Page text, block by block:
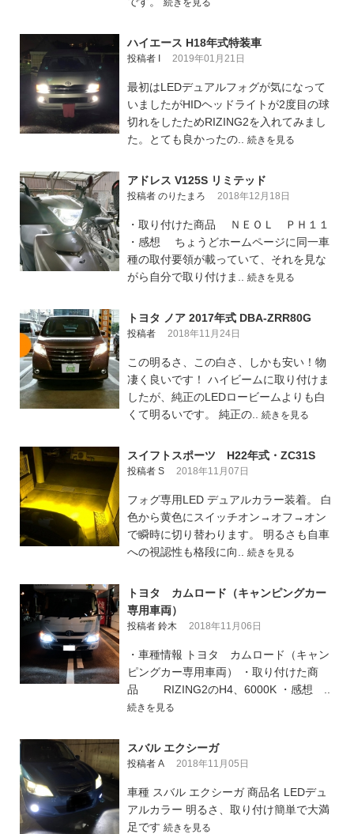
続きを見る
ハイエース H18年式特装車
投稿者 I 2019年01月21日
最初はLEDデュアルフォグが気になって
いましたがHIDヘッドライトが2度目の球
切れをしたためRIZING2を入れてみまし
た。とても良かったの.. 続きを見る
アドレス V125S リミテッド
投稿者 のりたまろ 2018年12月18日
・取り付けた商品 ＮＥＯＬ ＰＨ１１
・感想 ちょうどホームページに同一車
種の取付要領が載っていて、それを見な
がら自分で取り付けま.. 続きを見る
トヨタ ノア 2017年式 DBA-ZRR80G
投稿者 2018年11月24日
この明るさ、この白さ、しかも安い！物
凄く良いです！ ハイビームに取り付けま
したが、純正のLEDロービームよりも白
くて明るいです。 純正の.. 続きを見る
スイフトスポーツ H22年式・ZC31S
投稿者 S 2018年11月07日
フォグ専用LED デュアルカラー装着。 白
色から黄色にスイッチオン→オフ→オン
で瞬時に切り替わります。 明るさも自車
への視認性も格段に向.. 続きを見る
トヨタ カムロード（キャンピングカー
専用車両）
投稿者 鈴木 2018年11月06日
・車種情報 トヨタ カムロード（キャン
ピングカー専用車両） ・取り付けた商
品 RIZING2のH4、6000K ・感想 ..
続きを見る
スバル エクシーガ
投稿者 A 2018年11月05日
車種 スバル エクシーガ 商品名 LEDデュ
アルカラー 明るさ、取り付け簡単で大満
足です 続きを見る